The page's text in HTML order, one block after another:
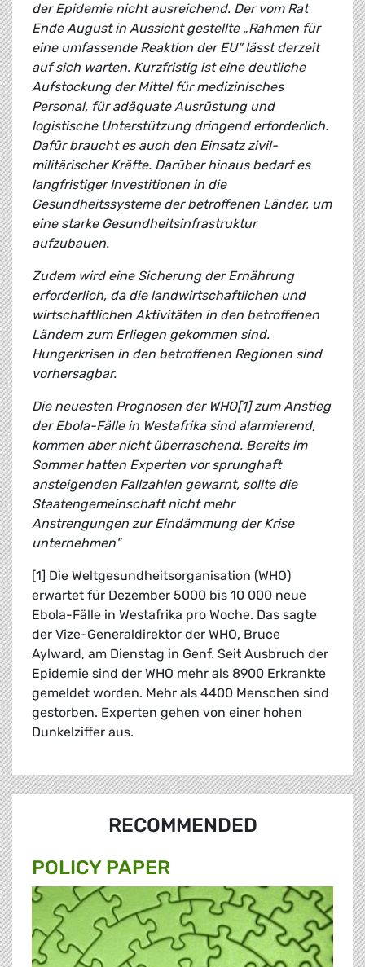
der Epidemie nicht ausreichend. Der vom Rat
Ende August in Aussicht gestellte „Rahmen für
eine umfassende Reaktion der EU“ lässt derzeit
auf sich warten. Kurzfristig ist eine deutliche
Aufstockung der Mittel für medizinisches
Personal, für adäquate Ausrüstung und
logistische Unterstützung dringend erforderlich.
Dafür braucht es auch den Einsatz zivil-
militärischer Kräfte. Darüber hinaus bedarf es
langfristiger Investitionen in die
Gesundheitssysteme der betroffenen Länder, um
eine starke Gesundheitsinfrastruktur
aufzubauen.
Zudem wird eine Sicherung der Ernährung
erforderlich, da die landwirtschaftlichen und
wirtschaftlichen Aktivitäten in den betroffenen
Ländern zum Erliegen gekommen sind.
Hungerkrisen in den betroffenen Regionen sind
vorhersagbar.
Die neuesten Prognosen der WHO[1] zum Anstieg
der Ebola-Fälle in Westafrika sind alarmierend,
kommen aber nicht überraschend. Bereits im
Sommer hatten Experten vor sprunghaft
ansteigenden Fallzahlen gewarnt, sollte die
Staatengemeinschaft nicht mehr
Anstrengungen zur Eindämmung der Krise
unternehmen"
[1] Die Weltgesundheitsorganisation (WHO)
erwartet für Dezember 5000 bis 10 000 neue
Ebola-Fälle in Westafrika pro Woche. Das sagte
der Vize-Generaldirektor der WHO, Bruce
Aylward, am Dienstag in Genf. Seit Ausbruch der
Epidemie sind der WHO mehr als 8900 Erkrankte
gemeldet worden. Mehr als 4400 Menschen sind
gestorben. Experten gehen von einer hohen
Dunkelziffer aus.
RECOMMENDED
POLICY PAPER